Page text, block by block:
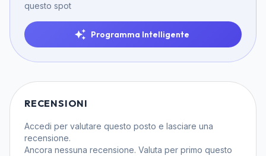
questo spot
Programma Intelligente
RECENSIONI
Accedi per valutare questo posto e lasciare una
recensione.
Ancora nessuna recensione. Valuta per primo questo